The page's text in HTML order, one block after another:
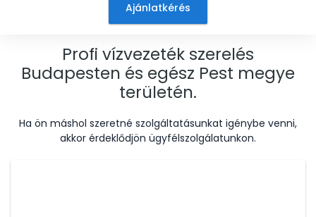
Ajánlatkérés
Profi vízvezeték szerelés
Budapesten és egész Pest megye
területén.
Ha ön máshol szeretné szolgáltatásunkat igénybe venni,
akkor érdeklődjön ügyfélszolgálatunkon.